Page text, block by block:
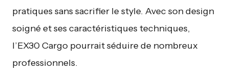
pratiques sans sacrifier le style. Avec son design
soigné et ses caractéristiques techniques,
l’EX30 Cargo pourrait séduire de nombreux
professionnels.